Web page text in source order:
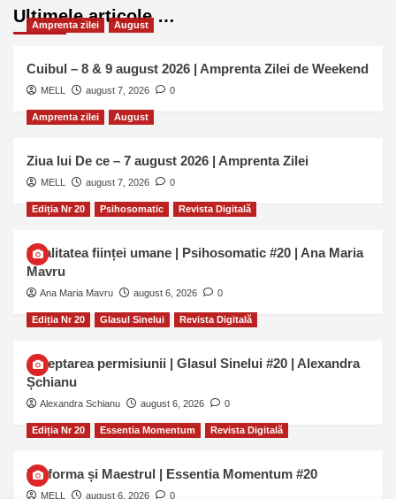
Ultimele articole …
Amprenta zilei August
Cuibul – 8 & 9 august 2026 | Amprenta Zilei de Weekend
MELL august 7, 2026 0
Amprenta zilei August
Ziua lui De ce – 7 august 2026 | Amprenta Zilei
MELL august 7, 2026 0
Ediția Nr 20 Psihosomatic Revista Digitală
Dualitatea ființei umane | Psihosomatic #20 | Ana Maria
Mavru
Ana Maria Mavru august 6, 2026 0
Ediția Nr 20 Glasul Sinelui Revista Digitală
Așteptarea permisiunii | Glasul Sinelui #20 | Alexandra
Șchianu
Alexandra Schianu august 6, 2026 0
Ediția Nr 20 Essentia Momentum Revista Digitală
Uniforma și Maestrul | Essentia Momentum #20
MELL august 6, 2026 0